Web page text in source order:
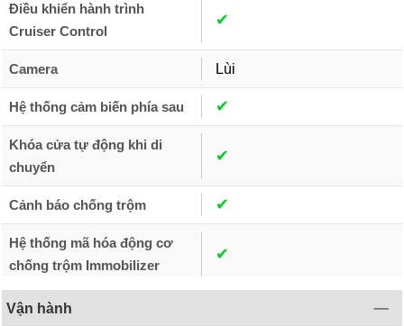
Điều khiển hành trình
Cruiser Control
✔︎
Camera Lùi
Hệ thống cảm biến phía sau ✔︎
Khóa cửa tự động khi di
chuyển
✔︎
Cảnh báo chống trộm ✔︎
Hệ thống mã hóa động cơ
chống trộm Immobilizer
✔︎
Vận hành